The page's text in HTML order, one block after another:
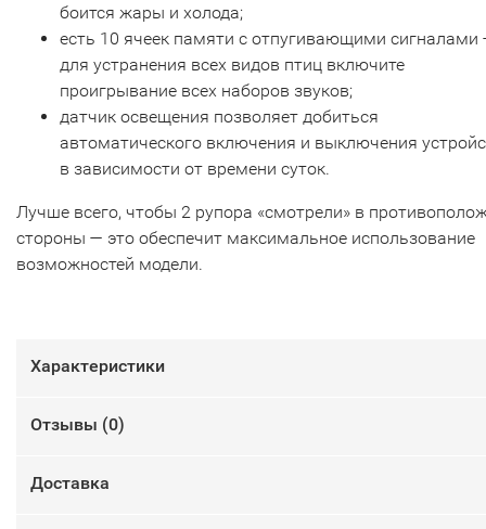
боится жары и холода;
есть 10 ячеек памяти с отпугивающими сигналами
для устранения всех видов птиц включите
проигрывание всех наборов звуков;
датчик освещения позволяет добиться
автоматического включения и выключения
в зависимости от времени суток.
Лучше всего, чтобы 2 рупора «смотрели» в
стороны — это обеспечит максимальное использование
возможностей модели.
Характеристики
Отзывы (0)
Доставка